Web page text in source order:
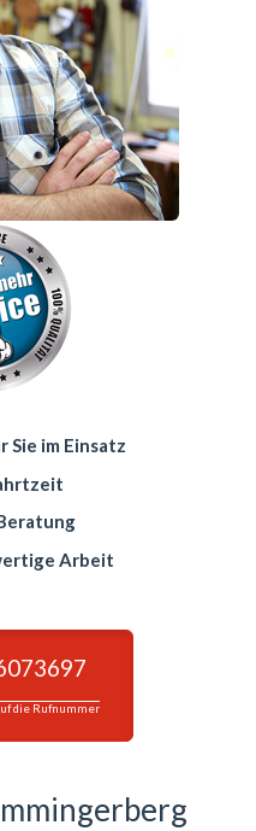
Sie im Einsatz
Arbeit
die Rufnummer